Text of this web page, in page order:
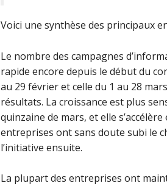
Voici une synthèse des principaux
Le nombre des campagnes
rapide encore depuis le début du
au 29 février et celle du 1 au 28
résultats. La croissance est plus
quinzaine de mars, et elle
entreprises ont sans doute subi le
l’initiative ensuite.
La plupart des entreprises ont